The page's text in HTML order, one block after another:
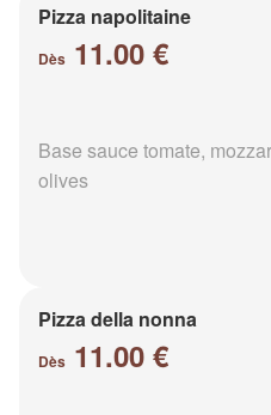
Pizza napolitaine
Dès 11.00 €
Base sauce tomate,
olives
Pizza della nonna
Dès 11.00 €